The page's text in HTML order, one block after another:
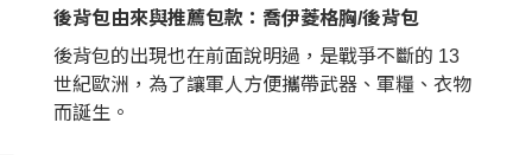
後背包由來與推薦包款：喬伊菱格胸/後背包
後背包的出現也在前面說明過，是戰爭不斷的 13
世紀歐洲，為了讓軍人方便攜帶武器、軍糧、衣物
而誕生。